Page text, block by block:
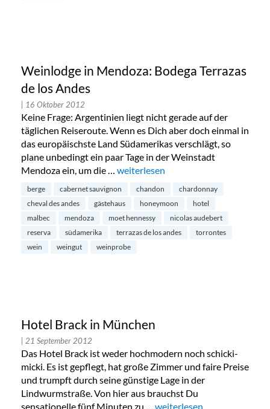
Weinlodge in Mendoza: Bodega Terrazas
de los Andes
| 16 Oktober 2012
Keine Frage: Argentinien liegt nicht gerade auf der
täglichen Reiseroute. Wenn es Dich aber doch einmal in
das europäischste Land Südamerikas verschlägt, so
plane unbedingt ein paar Tage in der Weinstadt
Mendoza ein, um die … „Weinlodge in Mendoza: Bodega
weiterlesen
berge cabernet sauvignon chandon
chardonnay
cheval des andes
gästehaus honeymoon
hotel
malbec
mendoza moet hennessy
nicolas audebert
reserva
südamerika terrazas de los andes
torrontes
wein
weingut weinprobe
Hotel Brack in München
| 21 September 2012
Das Hotel Brack ist weder hochmodern noch schicki-
micki. Es ist gepflegt, hat große Zimmer und faire Preise
und trumpft durch seine günstige Lage in der
Lindwurmstraße. Von hier aus brauchst Du
sensationelle fünf Minuten zu … „Hotel Brack in München“
weiterlesen